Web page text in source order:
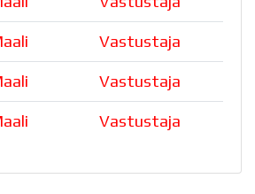
Vastustaja
Vastustaja
Vastustaja